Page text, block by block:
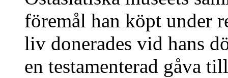
föremål han köpt under
liv donerades vid hans
en testamenterad gåva